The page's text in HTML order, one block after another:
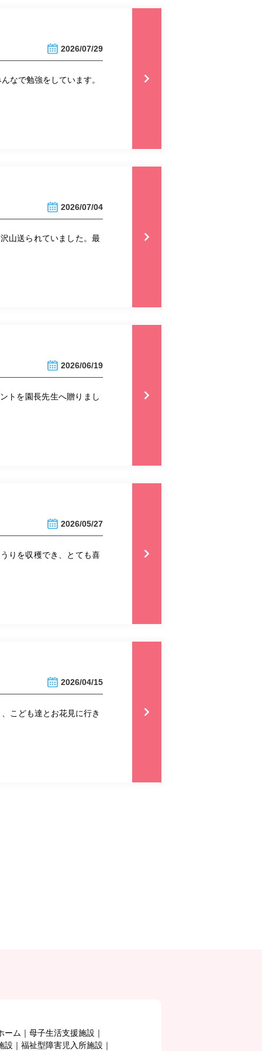
2026/07/29
なで勉強をしています。
2026/07/04
山送られていました。最
2026/06/19
トを園長先生へ贈りまし
2026/05/27
りを収穫でき、とても喜
2026/04/15
こども達とお花見に行き
ーム
母子生活支援施設
設 福祉型障害児入所施設